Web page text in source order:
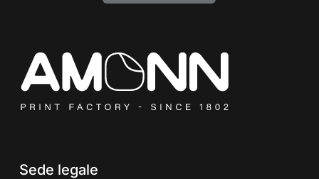
Sede legale